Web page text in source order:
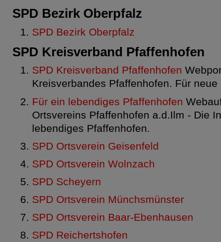
SPD Bezirk Oberpfalz
SPD Bezirk Oberpfalz
SPD Kreisverband Pfaffenhofen
SPD Kreisverband Pfaffenhofen
Kreisverbandes Pfaffenhofen. Für
Für ein lebendiges Pfaffenhofen
Ortsvereins Pfaffenhofen a.d.Ilm - Die
lebendiges Pfaffenhofen.
SPD Ortsverein Geisenfeld
SPD Ortsverein Wolnzach
SPD Scheyern
SPD Ortsverein Münchsmünster
SPD Ortsverein Baar-Ebenhausen
SPD Reichertshofen